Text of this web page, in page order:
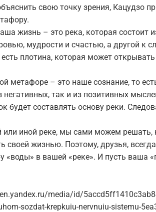
свою точку зрения, Кацудзо
жизнь – это река, которая состоит
мудрости и счастью, а другой к
плотина, которая может
метафоре – это наше сознание, то
негативных, так и из позитивных
будет составлять основу реки.
или иной реке, мы сами можем решать,
своей жизнью. Поэтому, друзья,
«воды» в вашей «реке». И пусть ваша
media/id/
sozdat-krepkuiu-nervnuiu-sistemu-